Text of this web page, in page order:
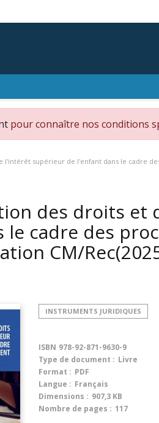
pour connaître nos conditions
l'intérêt supérieur de l'enfant dans le cadre
des droits
le cadre des
CM/
INSTRUMENTS JURIDIQUES
ISBN 978-92-871-9630-9
Type de document : Livre
Format : PDF
Langue : Français
Dimensions : 907,3 KB
Nombre de pages : 117